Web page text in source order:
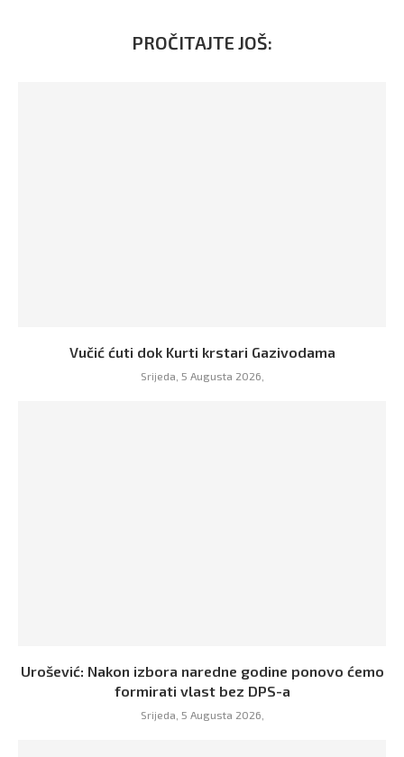
PROČITAJTE JOŠ:
Vučić ćuti dok Kurti krstari Gazivodama
Srijeda, 5 Augusta 2026,
Urošević: Nakon izbora naredne godine ponovo ćemo
formirati vlast bez DPS-a
Srijeda, 5 Augusta 2026,